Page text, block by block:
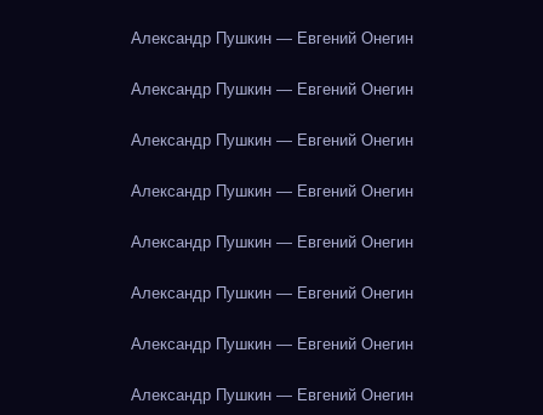
Александр Пушкин — Евгений Онегин
Александр Пушкин — Евгений Онегин
Александр Пушкин — Евгений Онегин
Александр Пушкин — Евгений Онегин
Александр Пушкин — Евгений Онегин
Александр Пушкин — Евгений Онегин
Александр Пушкин — Евгений Онегин
Александр Пушкин — Евгений Онегин